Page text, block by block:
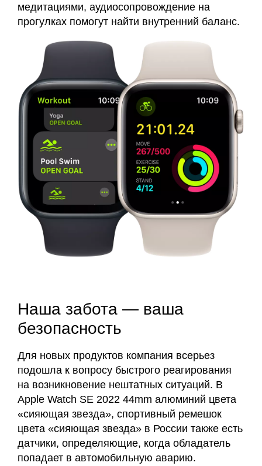
медитациями, аудиосопровождение на
прогулках помогут найти внутренний баланс.
Наша забота — ваша
безопасность
Для новых продуктов компания всерьез
подошла к вопросу быстрого реагирования
на возникновение нештатных ситуаций. В
Apple Watch SE 2022 44mm алюминий цвета
«сияющая звезда», спортивный ремешок
цвета «сияющая звезда» в России также есть
датчики, определяющие, когда обладатель
попадает в автомобильную аварию.